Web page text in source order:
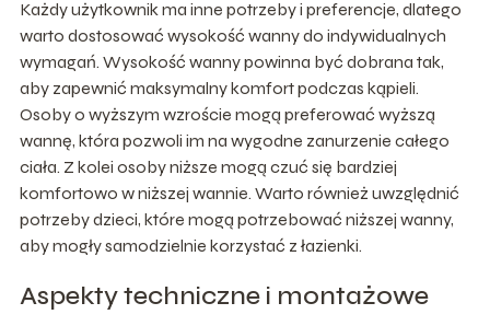
Każdy użytkownik ma inne potrzeby i preferencje, dlatego
warto dostosować wysokość wanny do indywidualnych
wymagań. Wysokość wanny powinna być dobrana tak,
aby zapewnić maksymalny komfort podczas kąpieli.
Osoby o wyższym wzroście mogą preferować wyższą
wannę, która pozwoli im na wygodne zanurzenie całego
ciała. Z kolei osoby niższe mogą czuć się bardziej
komfortowo w niższej wannie. Warto również uwzględnić
potrzeby dzieci, które mogą potrzebować niższej wanny,
aby mogły samodzielnie korzystać z łazienki.
Aspekty techniczne i montażowe